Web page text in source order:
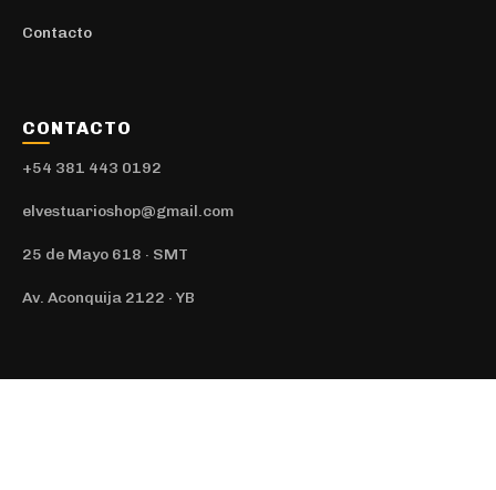
Contacto
CONTACTO
+54 381 443 0192
elvestuarioshop@gmail.com
25 de Mayo 618 · SMT
Av. Aconquija 2122 · YB